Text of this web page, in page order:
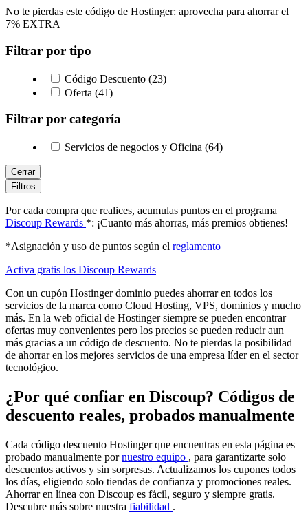
No te pierdas este código de Hostinger: aprovecha para ahorrar el
7% EXTRA
Filtrar por tipo
Código Descuento (23)
Oferta (41)
Filtrar por categoría
Servicios de negocios y Oficina (64)
Cerrar
Filtros
Por cada compra que realices, acumulas puntos en el programa
Discoup Rewards *: ¡Cuanto más ahorras, más premios obtienes!
*Asignación y uso de puntos según el reglamento
Activa gratis los Discoup Rewards
Con un cupón Hostinger dominio puedes ahorrar en todos los
servicios de la marca como Cloud Hosting, VPS, dominios y mucho
más. En la web oficial de Hostinger siempre se pueden encontrar
ofertas muy convenientes pero los precios se pueden reducir aun
más gracias a un código de descuento. No te pierdas la posibilidad
de ahorrar en los mejores servicios de una empresa líder en el sector
tecnológico.
¿Por qué confiar en Discoup? Códigos de
descuento reales, probados manualmente
Cada código descuento Hostinger que encuentras en esta página es
probado manualmente pornuestro equipo , para garantizarte solo
descuentos activos y sin sorpresas. Actualizamos los cupones todos
los días, eligiendo solo tiendas de confianza y promociones reales.
Ahorrar en línea con Discoup es fácil, seguro y siempre gratis.
Descubre más sobre nuestra fiabilidad .